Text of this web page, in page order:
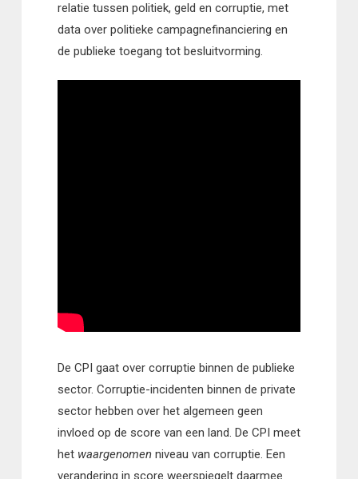
relatie tussen politiek, geld en corruptie, met
data over politieke campagnefinanciering en
de publieke toegang tot besluitvorming.
De CPI gaat over corruptie binnen de publieke
sector. Corruptie-incidenten binnen de private
sector hebben over het algemeen geen
invloed op de score van een land. De CPI meet
het waargenomenniveau van corruptie. Een
verandering in score weerspiegelt daarmee